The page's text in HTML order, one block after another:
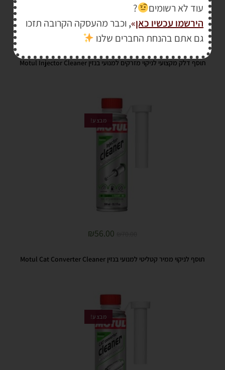
₪45.00
₪ 34.00
תוסף דלק מקצועי לניקוי מזרקים למנועי בנזין Motul Injector Cleaner
מבצע!
₪56.00
תוסף לניקוי ממיר קטליטי למנועי בנזין Motul Cat Converter Cleaner
מבצע!
עוד לא רשומים
?
הירשמו עכשיו כאן»
, וכבר מהעסקה הקרובה תזכו
גם אתם בהנחת החברים שלנו